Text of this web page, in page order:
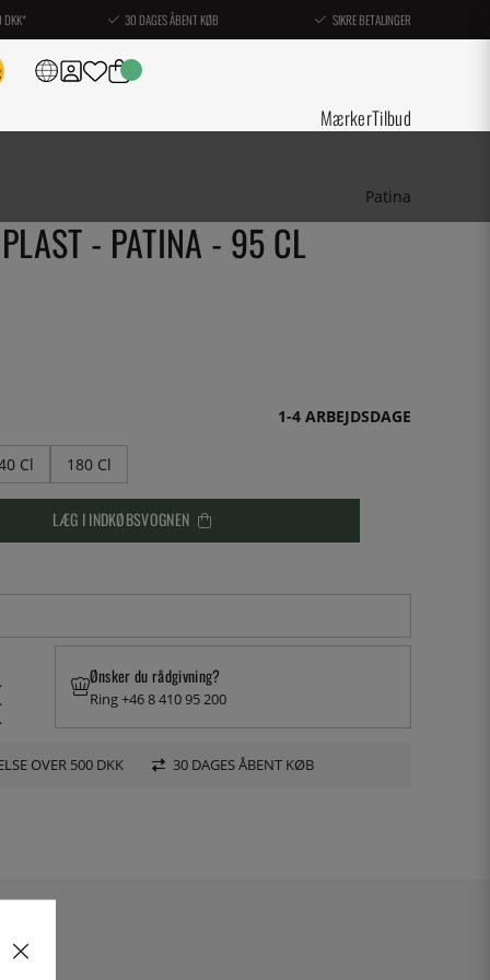
DKK* 30 DAGES ÅBENT KØB SIKRE BETALINGER
MærkerTilbud
Patina
- PATINA - 95 CL
1-4 ARBEJDSDAGE
Cl 180 Cl
LÆG I INDKØBSVOGNEN
Ønsker du rådgivning?
Ring +46 8 410 95 200
OVER 500 DKK 30 DAGES ÅBENT KØB